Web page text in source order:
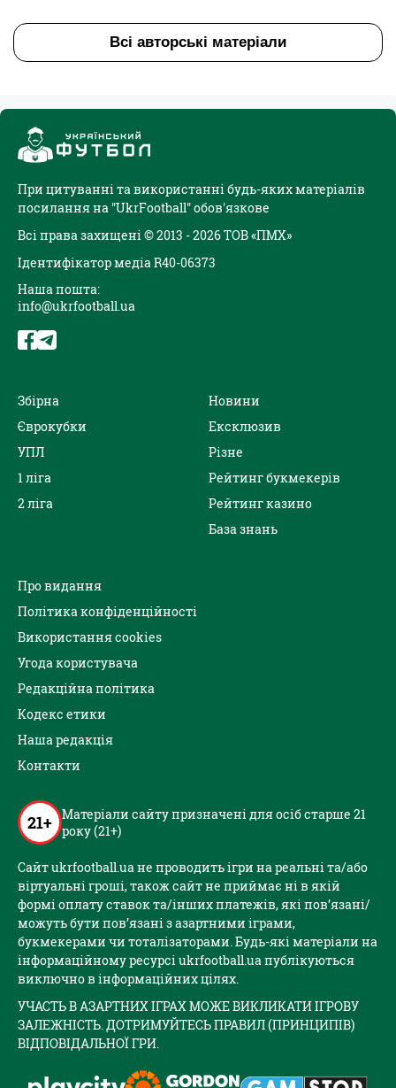
Всі авторські матеріали
При цитуванні та використанні будь-яких матеріалів
посилання на "UkrFootball" обов'язкове
Всі права захищені © 2013 - 2026 ТОВ «ПМХ»
Ідентифікатор медіа R40-06373
Наша пошта:
info@ukrfootball.ua
Збірна
Єврокубки
УПЛ
1 ліга
2 ліга
Новини
Ексклюзив
Різне
Рейтинг букмекерів
Рейтинг казино
База знань
Про видання
Політика конфіденційності
Використання cookies
Угода користувача
Редакційна політика
Кодекс етики
Наша редакція
Контакти
21+ Матеріали сайту призначені для осіб старше 21
року (21+)
Сайт ukrfootball.ua не проводить ігри на реальні та/або
віртуальні гроші, також сайт не приймає ні в якій
формі оплату ставок та/інших платежів, які пов’язані/
можуть бути пов’язані з азартними іграми,
букмекерами чи тоталізаторами. Будь-які матеріали на
інформаційному ресурсі ukrfootball.ua публікуються
виключно в інформаційних цілях.
УЧАСТЬ В АЗАРТНИХ ІГРАХ МОЖЕ ВИКЛИКАТИ ІГРОВУ
ЗАЛЕЖНІСТЬ. ДОТРИМУЙТЕСЬ ПРАВИЛ (ПРИНЦИПІВ)
ВІДПОВІДАЛЬНОЇ ГРИ.